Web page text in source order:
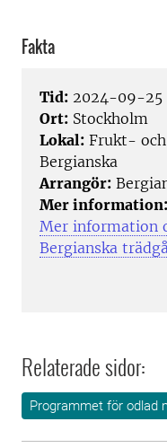
Fakta
Tid: 2024-09-
Ort: Stockholm
Lokal: Frukt-
Bergianska
Arrangör:
Mer information:
Mer information
Bergianska
Relaterade sidor:
Programmet för odlad